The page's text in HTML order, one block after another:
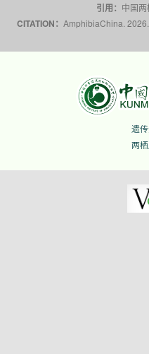
引用： 中国
CITATION： AmphibiaChina.
遗
两